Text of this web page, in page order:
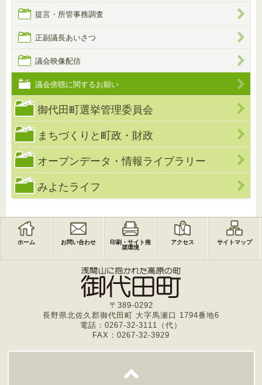
提言・所管事務調査
正副議長あいさつ
議会映像配信
議会傍聴に関するお願い
御代田町選挙管理委員会
まちづくりと町政・財政
オープンデータ・情報ライブラリー
みよたライフ
ホーム お問い合わせ
印刷・サイト推
奨環境
アクセス サイトマップ
〒389-0292
長野県北佐久郡御代田町 大字馬瀬口 1794番地6
電話：0267-32-3111（代）
FAX：0267-32-3929